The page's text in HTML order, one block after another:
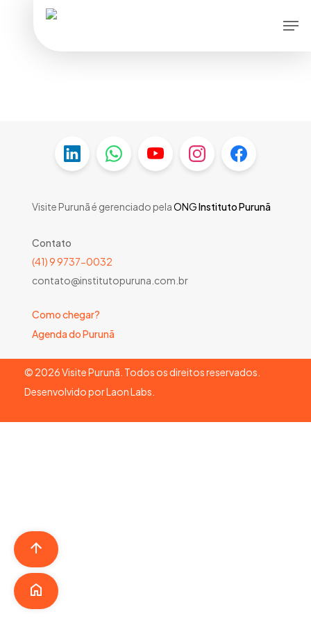
Visite Purunã é gerenciado pelaONGInstituto Purunã
Contato
(41) 9 9737-0032
contato@institutopuruna.com.br
Como chegar?
Agenda do Purunã
© 2026Visite Purunã. Todos os direitos reservados.
Desenvolvido porLaon Labs